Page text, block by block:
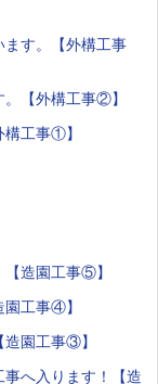
ます。【外構工事
【外構工事②】
工事①】
造園工事⑤】
工事④】
園工事③】
へ入ります！【造